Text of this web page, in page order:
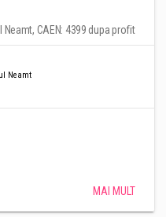
CAEN: 4399 dupa profit
Neamt
MAI MULT